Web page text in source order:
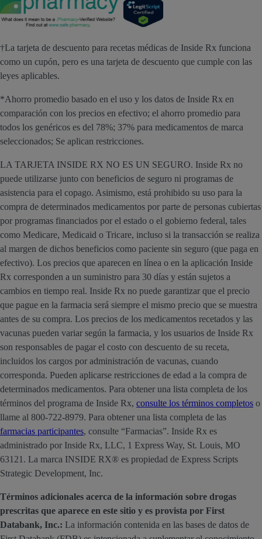
†La tarjeta de descuento para recetas médicas de Inside Rx funciona
como un cupón, pero es una tarjeta de descuento que cumple con las
leyes aplicables.
*Ahorro promedio basado en el uso y los datos de Inside Rx en
comparación con los precios en efectivo; el ahorro promedio para
todos los genéricos es del 78%; 37% para medicamentos de marca
seleccionados; Se aplican restricciones.
LA TARJETA INSIDE RX NO ES UN SEGURO. Inside Rx no
puede utilizarse junto con beneficios de seguro ni programas de
asistencia para el copago. Asimismo, está prohibido su uso para la
compra de determinados medicamentos por parte de personas cubiertas
por programas financiados por el estado o el gobierno federal, tales
como Medicare, Medicaid o Tricare, incluso si la transacción se realiza
al margen de dichos beneficios como paciente sin seguro (que paga en
efectivo). Los precios que aparecen en línea o en la aplicación Inside
Rx corresponden a un suministro para 30 días y están sujetos a
cambios en tiempo real. Inside Rx no puede garantizar que el precio
que pague en la farmacia será siempre el mismo precio que se muestra
antes de su compra. Los precios de los medicamentos recetados y las
vacunas pueden variar según la farmacia, y los usuarios de Inside Rx
son responsables de pagar el costo con descuento de su receta,
incluidos los cargos por administración de vacunas, cuando
corresponda. Pueden aplicarse restricciones de edad a la compra de
determinados medicamentos. Para obtener una lista completa de los
términos del programa de Inside Rx, consulte los términos completos o
llame al 800-722-8979. Para obtener una lista completa de las
farmacias participantes, consulte “Farmacias”. Inside Rx es
administrado por Inside Rx, LLC, 1 Express Way, St. Louis, MO
63121. La marca INSIDE RX® es propiedad de Express Scripts
Strategic Development, Inc.
Términos adicionales acerca de la información sobre drogas
prescritas que aparece en este sitio y es provista por First
Databank, Inc.: La información contenida en las bases de datos de